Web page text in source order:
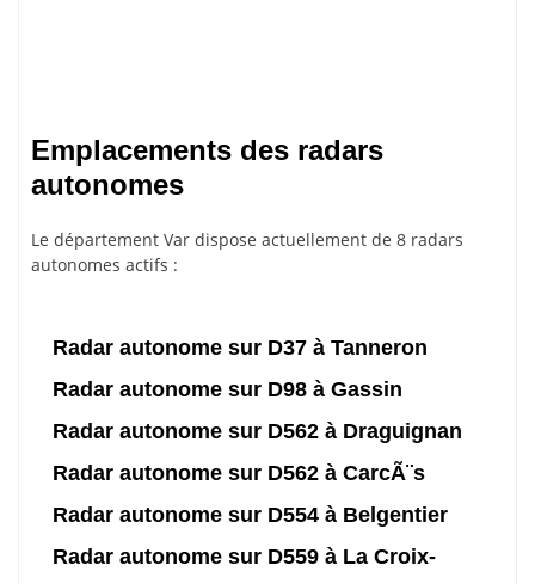
Emplacements des radars
autonomes
Le département Var dispose actuellement de 8 radars
autonomes actifs :
Radar autonome sur D37 à Tanneron
Radar autonome sur D98 à Gassin
Radar autonome sur D562 à Draguignan
Radar autonome sur D562 à CarcÃ¨s
Radar autonome sur D554 à Belgentier
Radar autonome sur D559 à La Croix-